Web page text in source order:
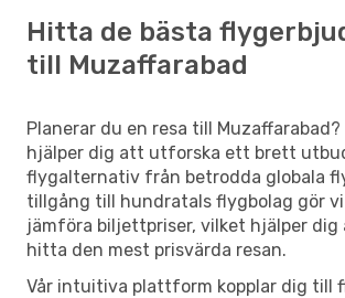
Hitta de bästa
till Muzaffarabad
Planerar du en resa till
hjälper dig att utforska ett brett
flygalternativ från betrodda globala
tillgång till hundratals flygbolag gör
jämföra biljettpriser, vilket hjälper dig
hitta den mest prisvärda resan.
Vår intuitiva plattform kopplar dig till